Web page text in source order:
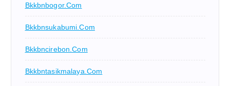
Bkkbnbogor.com
Bkkbnsukabumi.com
Bkkbncirebon.com
Bkkbntasikmalaya.com